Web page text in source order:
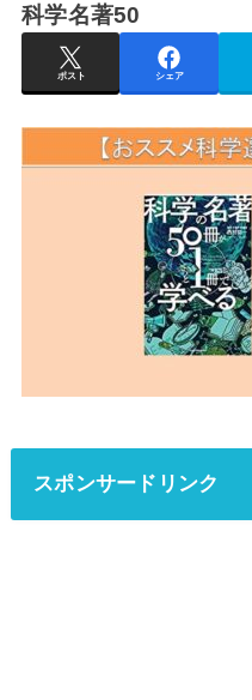
科学名著50
ポスト シェア
スポンサードリンク